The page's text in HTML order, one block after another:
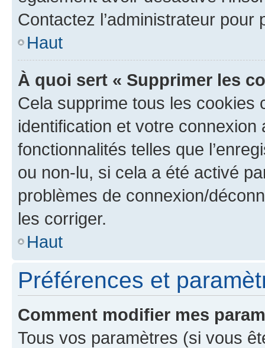
Contactez l’administrateur
Haut
À quoi sert « Supprimer les
Cela supprime tous les cookies
identification et votre
fonctionnalités telles que
ou non-lu, si cela a été activé
problèmes de connexion/
les corriger.
Haut
Préférences et
Comment modifier mes
Tous vos paramètres (si vous